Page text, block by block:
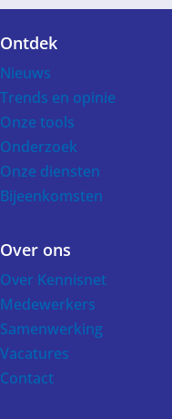
Voet
Ontdek
Nieuws
Trends en opinie
Onze tools
Onderzoek
Onze diensten
Bijeenkomsten
Over ons
Over Kennisnet
Medewerkers
Samenwerking
Vacatures
Contact